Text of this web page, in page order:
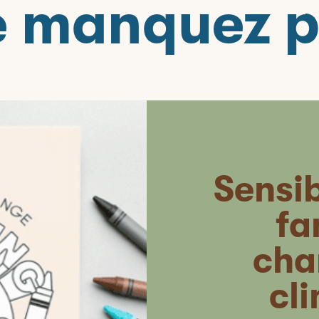
manquez